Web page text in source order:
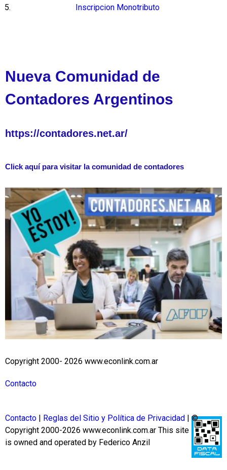
Inscripcion Monotributo
Nueva Comunidad de
Contadores Argentinos
https://contadores.net.ar/
Click aquí para visitar la comunidad de contadores
Copyright 2000- 2026 www.econlink.com.ar
Contacto
Contacto Reglas del Sitio y Política de Privacidad
| ©
Copyright 2000-2026 www.econlink.com.ar This site
is owned and operated by Federico Anzil